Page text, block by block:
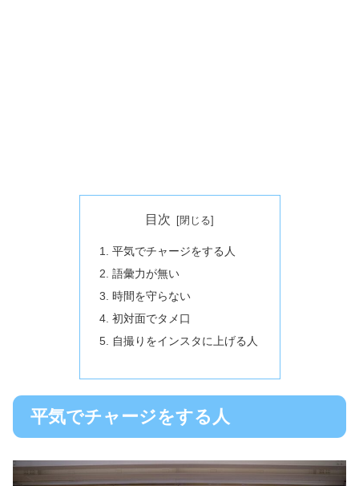
目次
平気でチャージをする人
語彙力が無い
時間を守らない
初対面でタメ口
自撮りをインスタに上げる人
平気でチャージをする人